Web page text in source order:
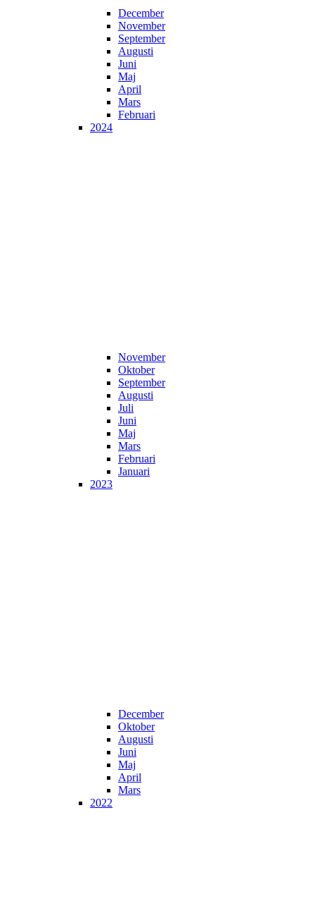
December
November
September
Augusti
Juni
Maj
April
Mars
Februari
2024
November
Oktober
September
Augusti
Juli
Juni
Maj
Mars
Februari
Januari
2023
December
Oktober
Augusti
Juni
Maj
April
Mars
2022